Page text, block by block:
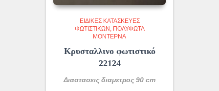
ΕΙΔΙΚΈΣ ΚΑΤΑΣΚΕΥΈΣ
ΦΩΤΙΣΤΙΚΏΝ
ΠΟΛΎΦΩΤΑ
ΜΟΝΤΈΡΝΑ
Κρυσταλλινο φωτιστικό
22124
Διαστασεις διαμετρος 90 cm